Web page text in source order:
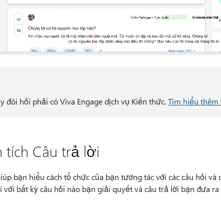
đòi hỏi phải có Viva Engage dịch vụ Kiến thức.Tìm hiểu thêm
tích Câu trả lời
bạn hiểu cách tổ chức của bạn tương tác với các câu hỏi
với bất kỳ câu hỏi nào bạn giải quyết và câu trả lời bạn đưa